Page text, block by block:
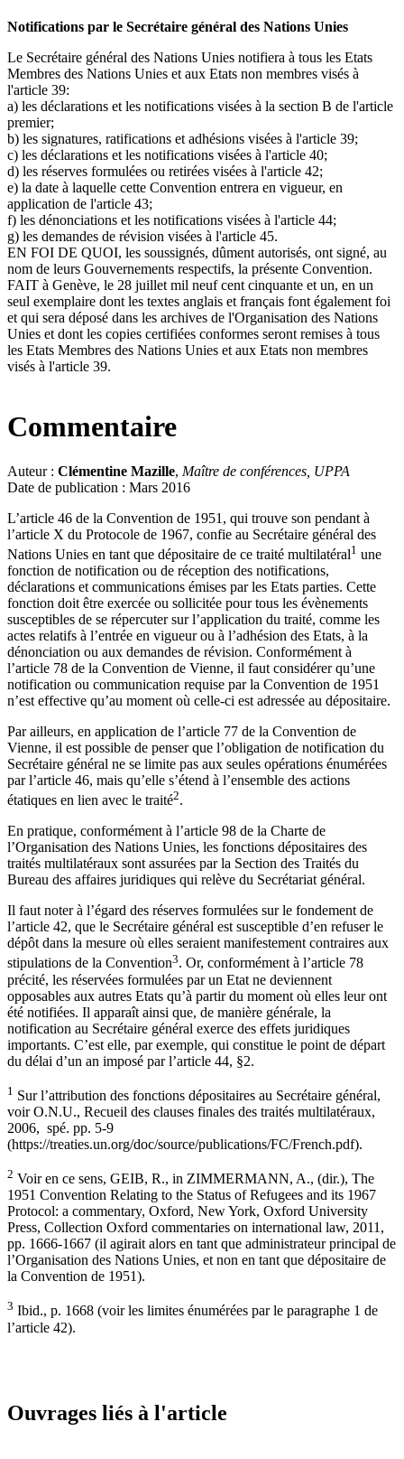
Notifications par le Secrétaire général des Nations Unies
Le Secrétaire général des Nations Unies notifiera à tous les Etats
Membres des Nations Unies et aux Etats non membres visés à
l'article 39:
a) les déclarations et les notifications visées à la section B de l'article
premier;
b) les signatures, ratifications et adhésions visées à l'article 39;
c) les déclarations et les notifications visées à l'article 40;
d) les réserves formulées ou retirées visées à l'article 42;
e) la date à laquelle cette Convention entrera en vigueur, en
application de l'article 43;
f) les dénonciations et les notifications visées à l'article 44;
g) les demandes de révision visées à l'article 45.
EN FOI DE QUOI, les soussignés, dûment autorisés, ont signé, au
nom de leurs Gouvernements respectifs, la présente Convention.
FAIT à Genève, le 28 juillet mil neuf cent cinquante et un, en un
seul exemplaire dont les textes anglais et français font également foi
et qui sera déposé dans les archives de l'Organisation des Nations
Unies et dont les copies certifiées conformes seront remises à tous
les Etats Membres des Nations Unies et aux Etats non membres
visés à l'article 39.
Commentaire
Auteur : Clémentine Mazille, Maître de conférences, UPPA
Date de publication : Mars 2016
L’article 46 de la Convention de 1951, qui trouve son pendant à
l’article X du Protocole de 1967, confie au Secrétaire général des
Nations Unies en tant que dépositaire de ce traité multilatéral1 une
fonction de notification ou de réception des notifications,
déclarations et communications émises par les Etats parties. Cette
fonction doit être exercée ou sollicitée pour tous les évènements
susceptibles de se répercuter sur l’application du traité, comme les
actes relatifs à l’entrée en vigueur ou à l’adhésion des Etats, à la
dénonciation ou aux demandes de révision. Conformément à
l’article 78 de la Convention de Vienne, il faut considérer qu’une
notification ou communication requise par la Convention de 1951
n’est effective qu’au moment où celle-ci est adressée au dépositaire.
Par ailleurs, en application de l’article 77 de la Convention de
Vienne, il est possible de penser que l’obligation de notification du
Secrétaire général ne se limite pas aux seules opérations énumérées
par l’article 46, mais qu’elle s’étend à l’ensemble des actions
étatiques en lien avec le traité2.
En pratique, conformément à l’article 98 de la Charte de
l’Organisation des Nations Unies, les fonctions dépositaires des
traités multilatéraux sont assurées par la Section des Traités du
Bureau des affaires juridiques qui relève du Secrétariat général.
Il faut noter à l’égard des réserves formulées sur le fondement de
l’article 42, que le Secrétaire général est susceptible d’en refuser le
dépôt dans la mesure où elles seraient manifestement contraires aux
stipulations de la Convention3. Or, conformément à l’article 78
précité, les réservées formulées par un Etat ne deviennent
opposables aux autres Etats qu’à partir du moment où elles leur ont
été notifiées. Il apparaît ainsi que, de manière générale, la
notification au Secrétaire général exerce des effets juridiques
importants. C’est elle, par exemple, qui constitue le point de départ
du délai d’un an imposé par l’article 44, §2.
1 Sur l’attribution des fonctions dépositaires au Secrétaire général,
voir O.N.U., Recueil des clauses finales des traités multilatéraux,
2006, spé. pp. 5-9
(https://treaties.un.org/doc/source/publications/FC/French.pdf).
2 Voir en ce sens, GEIB, R., in ZIMMERMANN, A., (dir.), The
1951 Convention Relating to the Status of Refugees and its 1967
Protocol: a commentary, Oxford, New York, Oxford University
Press, Collection Oxford commentaries on international law, 2011,
pp. 1666-1667 (il agirait alors en tant que administrateur principal de
l’Organisation des Nations Unies, et non en tant que dépositaire de
la Convention de 1951).
3 Ibid., p. 1668 (voir les limites énumérées par le paragraphe 1 de
l’article 42).
Ouvrages liés à l'article